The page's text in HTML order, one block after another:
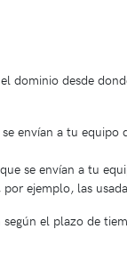
dominio desde
envían a tu
se envían a tu
ejemplo, las
el plazo de